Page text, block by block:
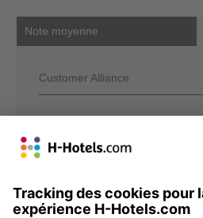
Note moyenne
Customer Alliance